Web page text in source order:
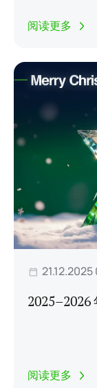
阅读更多
阅读更多